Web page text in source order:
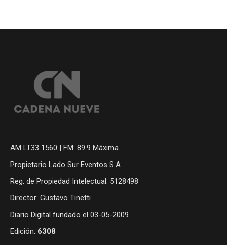
AM LT33 1560 | FM: 89.9 Máxima
Propietario Lado Sur Eventos S.A
Reg. de Propiedad Intelectual: 5128498
Director: Gustavo Tinetti
Diario Digital fundado el 03-05-2009
Edición: 6308